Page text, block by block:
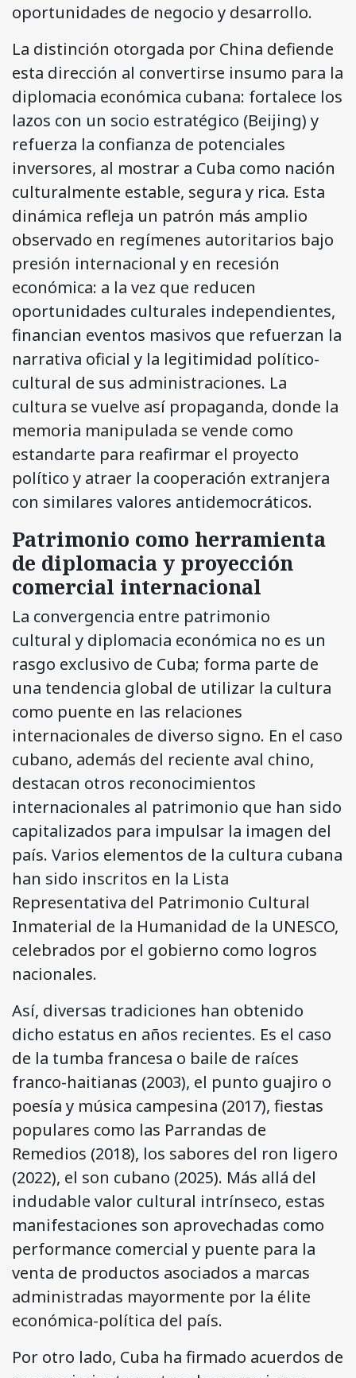
oportunidades de negocio y desarrollo.
La distinción otorgada por China defiende
esta dirección al convertirse insumo para la
diplomacia económica cubana: fortalece los
lazos con un socio estratégico (Beijing) y
refuerza la confianza de potenciales
inversores, al mostrar a Cuba como nación
culturalmente estable, segura y rica. Esta
dinámica refleja un patrón más amplio
observado en regímenes autoritarios bajo
presión internacional y en recesión
económica: a la vez que reducen
oportunidades culturales independientes,
financian eventos masivos que refuerzan la
narrativa oficial y la legitimidad político-
cultural de sus administraciones. La
cultura se vuelve así propaganda, donde la
memoria manipulada se vende como
estandarte para reafirmar el proyecto
político y atraer la cooperación extranjera
con similares valores antidemocráticos.
Patrimonio como herramienta
de diplomacia y proyección
comercial internacional
La convergencia entre patrimonio
cultural y diplomacia económica no es un
rasgo exclusivo de Cuba; forma parte de
una tendencia global de utilizar la cultura
como puente en las relaciones
internacionales de diverso signo. En el caso
cubano, además del reciente aval chino,
destacan otros reconocimientos
internacionales al patrimonio que han sido
capitalizados para impulsar la imagen del
país. Varios elementos de la cultura cubana
han sido inscritos en la Lista
Representativa del Patrimonio Cultural
Inmaterial de la Humanidad de la UNESCO,
celebrados por el gobierno como logros
nacionales.
Así, diversas tradiciones han obtenido
dicho estatus en años recientes. Es el caso
de la tumba francesa o baile de raíces
franco-haitianas (2003), el punto guajiro o
poesía y música campesina (2017), fiestas
populares como las Parrandas de
Remedios (2018), los sabores del ron ligero
(2022), el son cubano (2025). Más allá del
indudable valor cultural intrínseco, estas
manifestaciones son aprovechadas como
performance comercial y puente para la
venta de productos asociados a marcas
administradas mayormente por la élite
económica-política del país.
Por otro lado, Cuba ha firmado acuerdos de